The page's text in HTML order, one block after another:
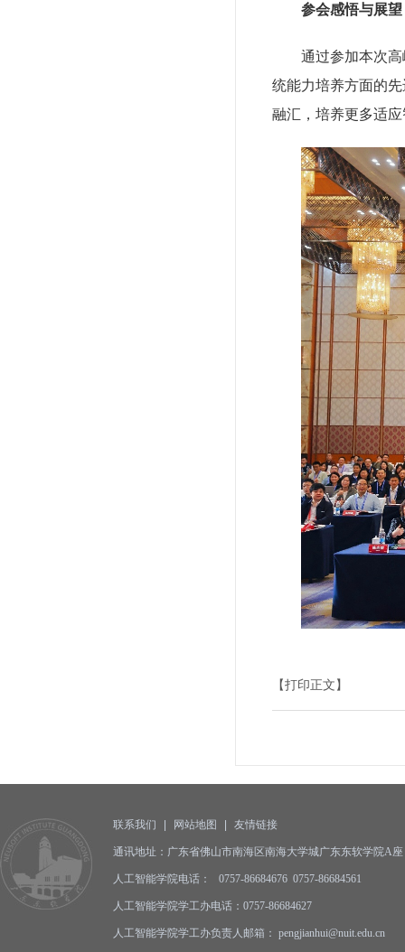
参会感悟与展望
通过参加本次
统能力培养方面的
融汇，培养更多适
【打印正文】
联系我们 | 网站地图 | 友情链接
通讯地址：广东省佛山市南海区南海大学城广东东软学院A
人工智能学院电话： 0757-86684676 0757-86684561
人工智能学院学工办电话：0757-86684627
人工智能学院学工办负责人邮箱： pengjianhui@nuit.edu.cn